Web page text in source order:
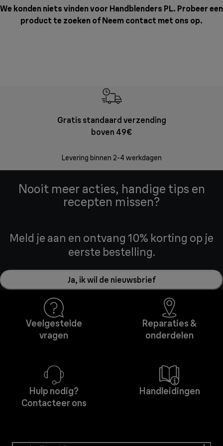
We konden niets vinden voor Handblenders PL. Probeer een
product te zoeken of Neem contact met ons op.
Gratis standaard verzending
boven 49€
Levering binnen 2-4 werkdagen
Nooit meer acties, handige tips en
recepten missen?
Meld je aan en ontvang 10% korting op je
eerste bestelling.
Ja, ik wil de nieuwsbrief
Veelgestelde
vragen
Reparaties &
onderdelen
Hulp nodig?
Contacteer ons
Handleidingen